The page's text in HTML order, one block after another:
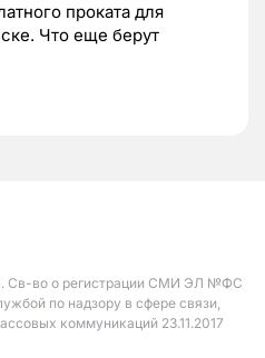
проката для
Что еще берут
Св-во о регистрации СМИ ЭЛ №ФС
по надзору в сфере связи,
коммуникаций 23.11.2017